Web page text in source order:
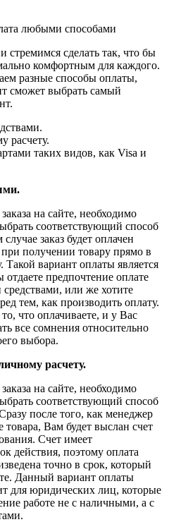
сделать так, что бы
комфортным для каждого.
разные способы оплаты,
сможет выбрать самый
расчету.
таких видов, как Visa и
на сайте, необходимо
соответствующий способ
заказ будет оплачен
получении товару прямо в
Такой вариант оплаты является
предпочтение оплате
или же хотите
тем, как производить оплату.
что оплачиваете, и у Вас
все сомнения относительно
выбора.
расчету.
на сайте, необходимо
соответствующий способ
после того, как менеджер
товара, Вам будет выслан счет
Счет имеет
действия, поэтому оплата
точно в срок, который
Данный вариант оплаты
для юридических лиц, которые
работе не с наличными, а с